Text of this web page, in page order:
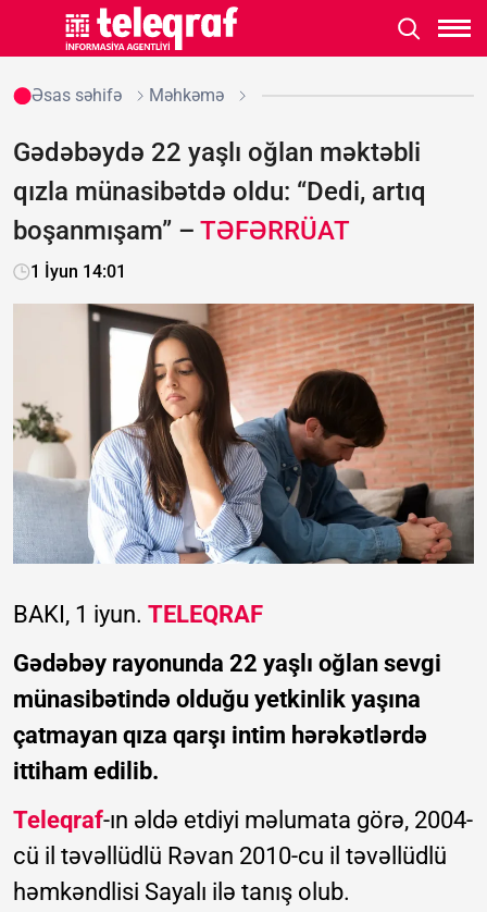
Əsas səhifə Məhkəmə
Gədəbəydə 22 yaşlı oğlan məktəbli
qızla münasibətdə oldu: “Dedi, artıq
boşanmışam” – TƏFƏRRÜAT
1 İyun 14:01
BAKI, 1 iyun. TELEQRAF
Gədəbəy rayonunda 22 yaşlı oğlan sevgi
münasibətində olduğu yetkinlik yaşına
çatmayan qıza qarşı intim hərəkətlərdə
ittiham edilib.
Teleqraf-ın əldə etdiyi məlumata görə, 2004-
cü il təvəllüdlü Rəvan 2010-cu il təvəllüdlü
həmkəndlisi Sayalı ilə tanış olub.